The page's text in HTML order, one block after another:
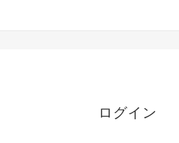
ログイン